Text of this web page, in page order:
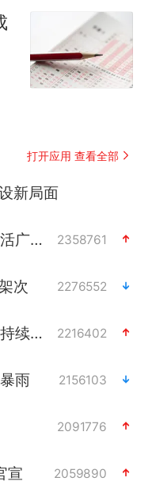
打开应用 查看全部
新局面
于东来回应关闭胖东来生活广场店 2358761
次 2276552
上半年我国经营主体结构持续优化 2216402
雨 2156103
2091776
宣 2059890